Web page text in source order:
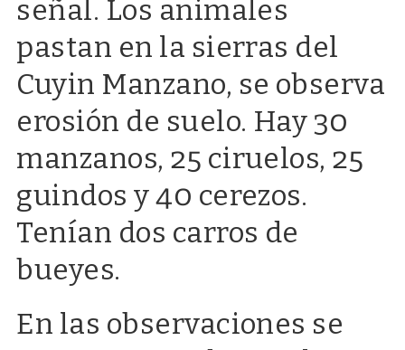
señal. Los animales
pastan en la sierras del
Cuyin Manzano, se observa
erosión de suelo. Hay 30
manzanos, 25 ciruelos, 25
guindos y 40 cerezos.
Tenían dos carros de
bueyes.
En las observaciones se